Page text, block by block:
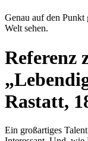
Genau auf den Punkt
Welt sehen.
Referenz
„
Rastatt,
Ein großartiges